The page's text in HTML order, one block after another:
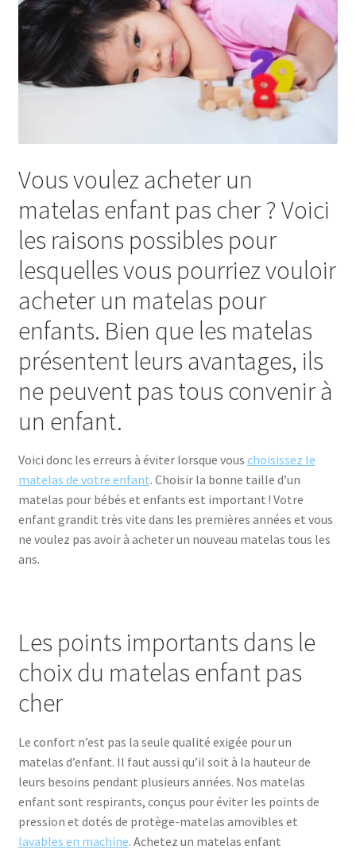
Matelas bébé IKEA
Matelas enfant IKEA
Nos comparatifs des matelas bébé du marché
Nos comparatifs des matelas enfant du marché
Panier
Protection des données
Qui sommes-nous ?
Validation de la commande
Vous voulez acheter un
matelas enfant pas cher ? Voici
les raisons possibles pour
lesquelles vous pourriez vouloir
acheter un matelas pour
enfants. Bien que les matelas
présentent leurs avantages, ils
ne peuvent pas tous convenir à
un enfant.
Voici donc les erreurs à éviter lorsque vous choisissez le
matelas de votre enfant. Choisir la bonne taille d’un
matelas pour bébés et enfants est important ! Votre
enfant grandit très vite dans les premières années et vous
ne voulez pas avoir à acheter un nouveau matelas tous les
ans.
Les points importants dans le
choix du matelas enfant pas
cher
Le confort n’est pas la seule qualité exigée pour un
matelas d’enfant. Il faut aussi qu’il soit à la hauteur de
leurs besoins pendant plusieurs années. Nos matelas
enfant sont respirants, conçus pour éviter les points de
pression et dotés de protège-matelas amovibles et
lavables en machine. Achetez un matelas enfant